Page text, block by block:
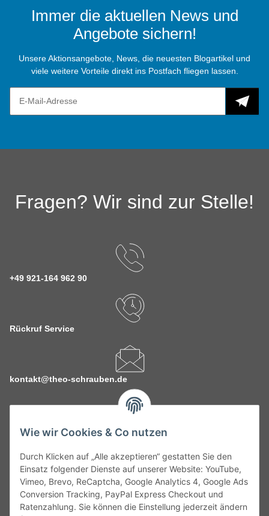
Wie wir Cookies & Co nutzen
Durch Klicken auf „Alle akzeptieren“ gestatten Sie den
Einsatz folgender Dienste auf unserer Website: YouTube,
Vimeo, Brevo, ReCaptcha, Google Analytics 4, Google Ads
Conversion Tracking, PayPal Express Checkout und
Ratenzahlung. Sie können die Einstellung jederzeit ändern
Immer die aktuellen News und
Angebote sichern!
Unsere Aktionsangebote, News, die neuesten Blogartikel und
viele weitere Vorteile direkt ins Postfach fliegen lassen.
Fragen? Wir sind zur Stelle!
+49 921-164 962 90
Rückruf Service
kontakt@theo-schrauben.de
Service
Gesetzliche Informationen